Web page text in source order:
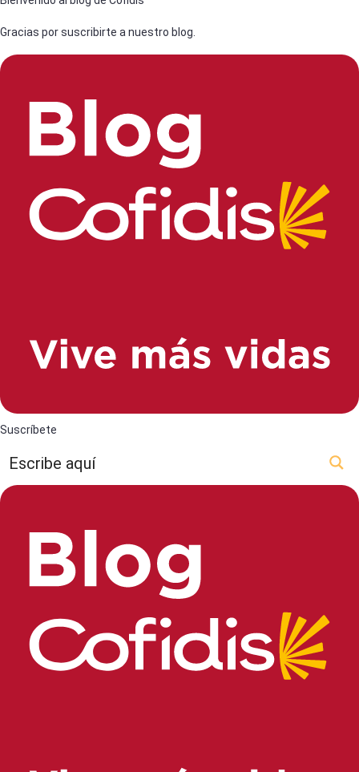
Gracias por suscribirte a nuestro blog.
Suscríbete